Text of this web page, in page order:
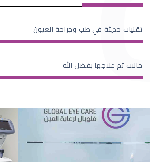
تقنيات حديثة في طب وجراحة العيون
حالات تم علاجها بفضل الله